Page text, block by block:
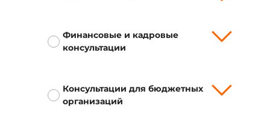
Финансовые и кадровые
консультации
Консультации для бюджетных
организаций